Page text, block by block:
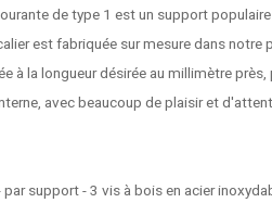
de type 1 est un support
est fabriquée sur mesure dans notre
à la longueur désirée au millimètre
avec beaucoup de plaisir et
support - 3 vis à bois en acier